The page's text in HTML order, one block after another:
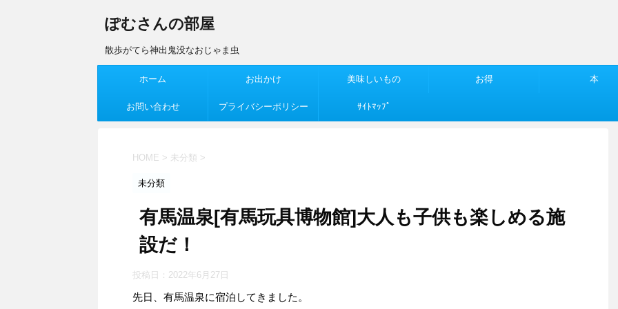
ぽむさんの部屋
散歩がてら神出鬼没なおじゃま虫
ホーム お出かけ 美味しいもの お得 本
お問い合わせ プライバシーポリシー ｻｲﾄﾏｯﾌﾟ
HOME > 未分類 >
未分類
有馬温泉[有馬玩具博物館]大人も子供も楽しめる施
設だ！
投稿日： 2022年6月27日
先日、有馬温泉に宿泊してきました。